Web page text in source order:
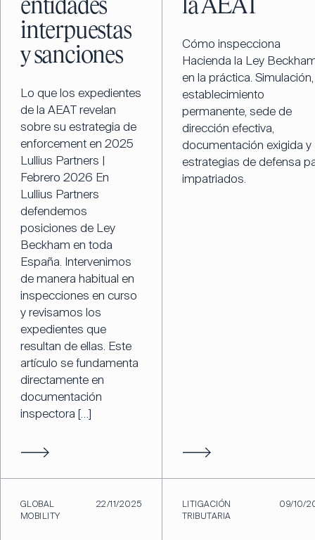
entidades
interpuestas
y sanciones
Lo que los expedientes
de la AEAT revelan
sobre su estrategia de
enforcement en 2025
Lullius Partners |
Febrero 2026 En
Lullius Partners
defendemos
posiciones de Ley
Beckham en toda
España. Intervenimos
de manera habitual en
inspecciones en curso
y revisamos los
expedientes que
resultan de ellas. Este
artículo se fundamenta
directamente en
documentación
inspectora […]
la AEAT
Cómo inspecciona
Hacienda la Ley
en la práctica. Simulación,
establecimiento
permanente, sede de
dirección efectiva,
documentación exigida y
estrategias de defensa
impatriados.
GLOBAL
MOBILITY
22/11/2025
LITIGACIÓN
TRIBUTARIA
09/10/